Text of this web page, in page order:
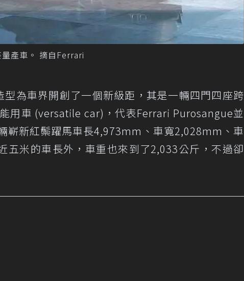
產車。 摘自Ferrari
為車界開創了一個新級距，其是一輛四門四座跨
用車 (versatile car)，代表Ferrari Purosangue並
嶄新紅鬃躍馬車長4,973mm、車寬2,028mm、車
米的車長外，車重也來到了2,033公斤，不過卻